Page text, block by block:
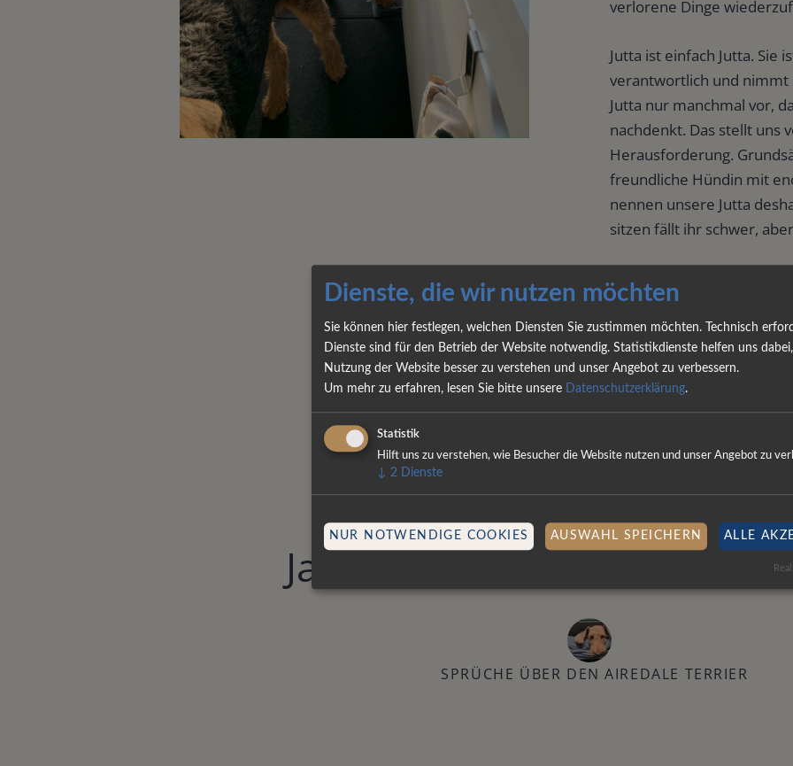
verlorene Dinge
Jutta ist einfach Jutta. Sie
verantwortlich und nimmt
Jutta nur manchmal vor,
nachdenkt. Das stellt uns
Herausforderung.
freundliche Hündin mit
nennen unsere Jutta
sitzen fällt ihr schwer,
Mit beiden Hunden habe
als sie 15 Monate alt
lang in der Schutzdienst-
Jutta sehr viel Spaß
aber brav mitgemacht.
Jack of all trades, master
SPRÜCHE ÜBER DEN AIREDALE TERRIER
Dienste, die wir nutzen möchten
Sie können hier festlegen, welchen Diensten Sie zustimmen möchten. Technisch
Dienste sind für den Betrieb der Website notwendig. Statistikdienste helfen uns
Nutzung der Website besser zu verstehen und unser Angebot zu verbessern.
Um mehr zu erfahren, lesen Sie bitte unsere Datenschutzerklärung.
Statistik
Hilft uns zu verstehen, wie Besucher die Website nutzen und unser Angebot zu
↓ 2 Dienste
NUR NOTWENDIGE COOKIES AUSWAHL SPEICHERN ALLE